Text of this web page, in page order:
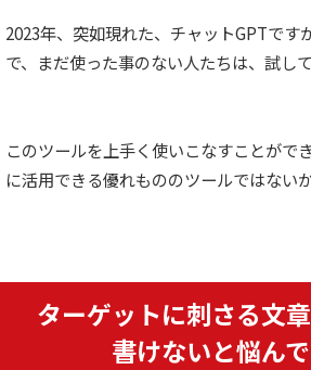
2023年、突如現れた、チャットGPTです
で、まだ使った事のない人たちは、試し
このツールを上手く使いこなすことがで
に活用できる優れもののツールではないか
ターゲットに刺さる文
書けないと悩んで